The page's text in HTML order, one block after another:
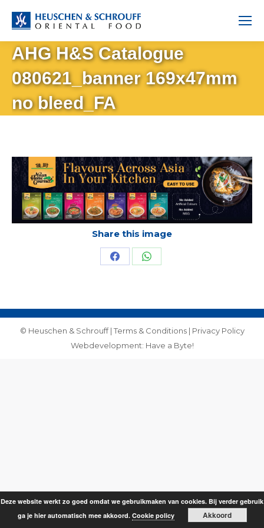
AHG H&S Catalogue
080621_banner 169x47mm
no bleed_FA
Share this image
Share Share
© Heuschen & Schrouff | Terms & Conditions| Privacy Policy
Webdevelopment: Have a Byte!
Deze website werkt zo goed omdat we gebruikmaken van cookies. Bij verder gebruik
ga je hier automatisch mee akkoord. Cookie policy Akkoord